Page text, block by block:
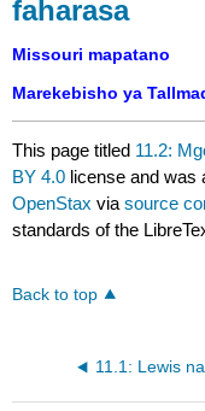
faharasa
Missouri mapatano
Marekebisho ya
This page titled 11.2:
BY 4.0 license and was
OpenStax viasource
standards of the
Back to top
11.1: Lewis